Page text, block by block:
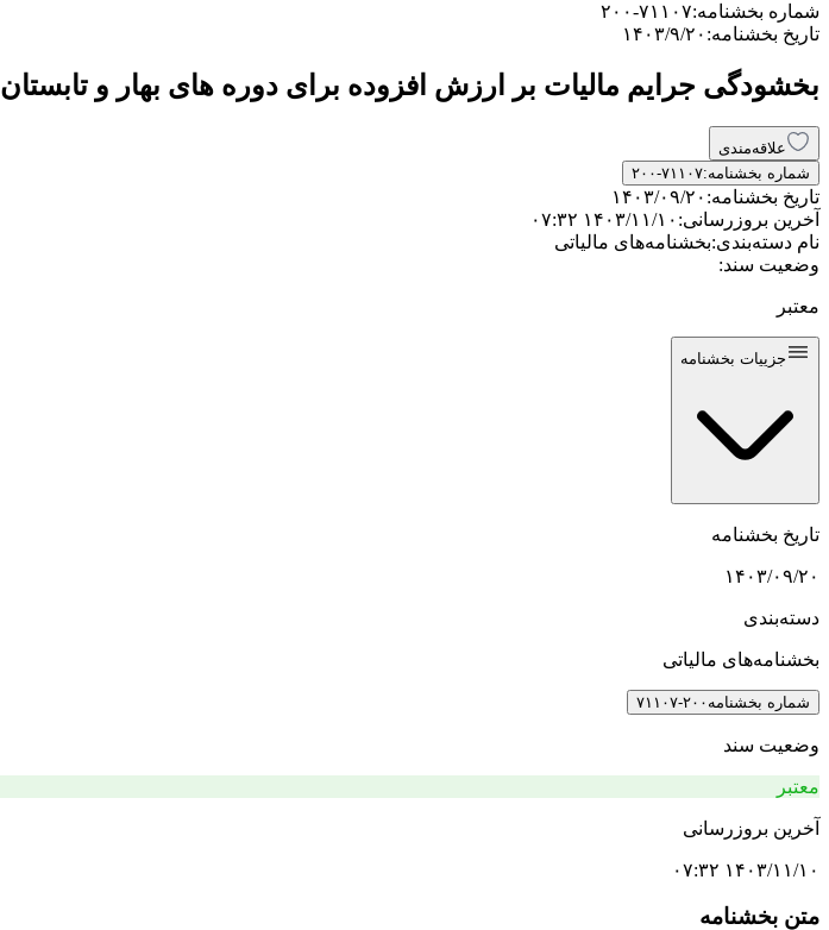
شماره بخشنامه:۲۰۰-۷۱۱۰۷
تاریخ بخشنامه: ۱۴۰۳/۹/۲۰
بخشودگی جرایم مالیات بر ارزش افزوده برای دوره های بهار و تابستان 1402
علاقه‌مندی
شماره بخشنامه:۲۰۰-۷۱۱۰۷
تاریخ بخشنامه: ۱۴۰۳/۰۹/۲۰
آخرین بروزرسانی: ۱۴۰۳/۱۱/۱۰ ۰۷:۳۲
نام دسته‌بندی:بخشنامه‌های مالیاتی
وضعیت سند:
معتبر
جزییات بخشنامه
تاریخ بخشنامه
۱۴۰۳/۰۹/۲۰
دسته‌بندی
بخشنامه‌های مالیاتی
شماره بخشنامه ۲۰۰-۷۱۱۰۷
وضعیت سند
معتبر
آخرین بروزرسانی
۱۴۰۳/۱۱/۱۰ ۰۷:۳۲
متن بخشنامه